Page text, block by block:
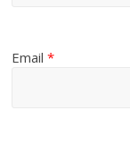
Email*